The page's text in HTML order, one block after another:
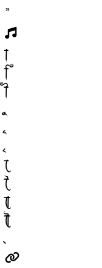
”
া
ি
ী
ে
ৈ
ো
ৌ